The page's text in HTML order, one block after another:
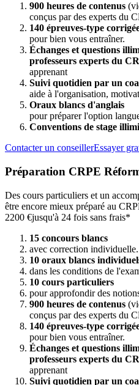
900 heures de contenus
conçus par des experts du
140 épreuves-type
pour bien vous entraîner.
Échanges et questions
professeurs experts du
apprenant
Suivi quotidien par un
aide à l'organisation,
Oraux blancs d'anglais
pour préparer l'option
Conventions de stage
Contacter un conseillerEssayer
Préparation CRPE
Des cours particuliers et un
être encore mieux préparé au
2200 €jusqu'à 24 fois sans frais*
15 concours blancs
avec correction individuelle.
10 oraux blancs
dans les conditions de
10 cours particuliers
pour approfondir des
900 heures de contenus
conçus par des experts du
140 épreuves-type
pour bien vous entraîner.
Échanges et questions
professeurs experts du
apprenant
Suivi quotidien par un